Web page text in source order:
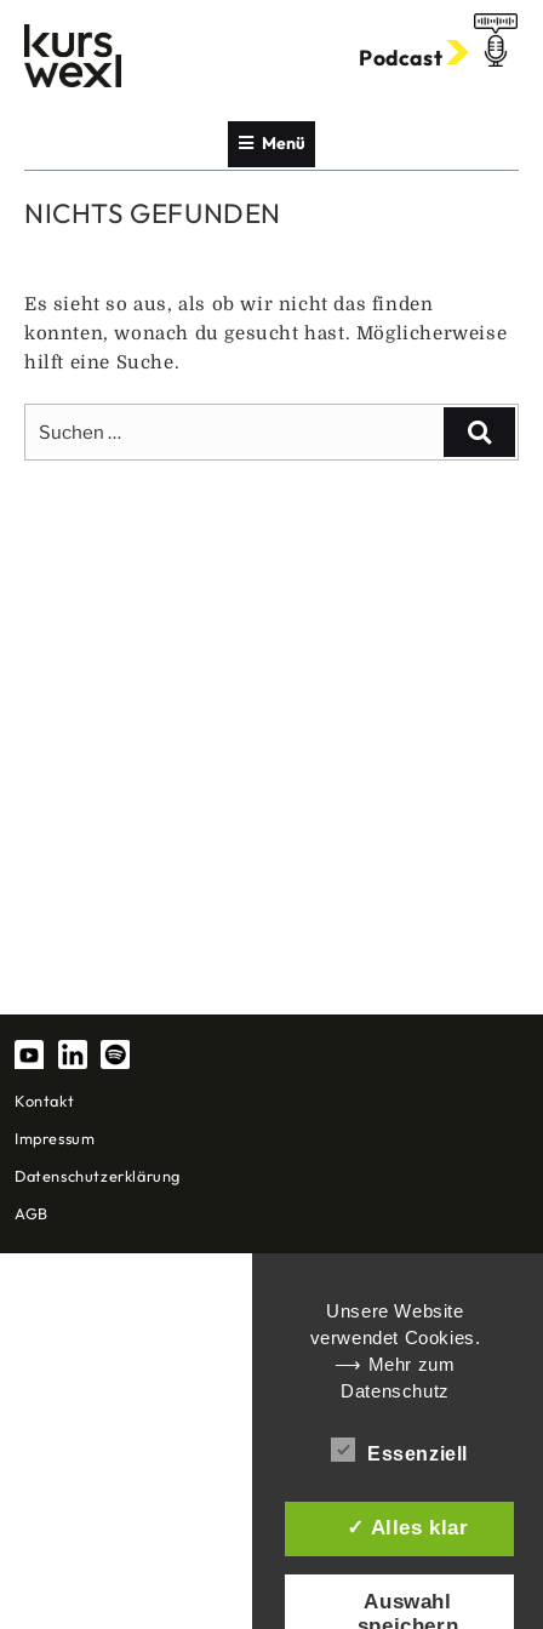
Inhalt
springen
Podcast
Menü
NICHTS GEFUNDEN
Es sieht so aus, als ob wir nicht das finden
konnten, wonach du gesucht hast. Möglicherweise
hilft eine Suche.
nach:
Suchen
Kontakt
Impressum
Datenschutzerklärung
AGB
Unsere Website
verwendet Cookies.
⟶ Mehr zum
Datenschutz
Essenziell
✓ Alles klar
Auswahl